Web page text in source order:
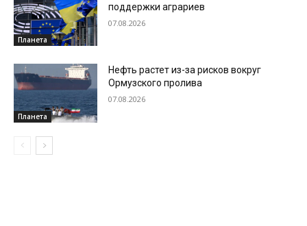
Планета
поддержки аграриев
07.08.2026
Планета
Нефть растет из-за рисков вокруг
Ормузского пролива
07.08.2026